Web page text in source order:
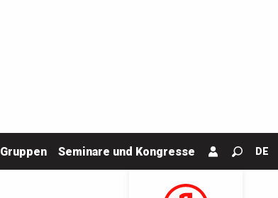
Gruppen Seminare und Kongresse
Suche
DE